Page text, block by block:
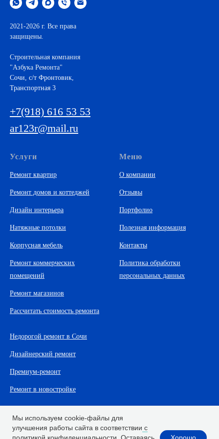
2021-2026 г. Все права
защищены.
Строительная компания
"Азбука Ремонта"
Cочи, с/т Фронтовик,
Транспортная 3
+7(918) 616 53 53
ar123r@mail.ru
Услуги
Ремонт квартир
Ремонт домов и коттеджей
Дизайн интерьера
Натяжные потолки
Корпусная мебель
Ремонт коммерческих
помещений
Ремонт магазинов
Рассчитать стоимость ремонта
Недорогой ремонт в Сочи
Дизайнерский ремонт
Премиум-ремонт
Ремонт в новостройке
Меню
О компании
Отзывы
Портфолио
Полезная информация
Контакты
Политика обработки
персональных данных
Мы используем cookie-файлы для
улучшения работы сайта в соответствии с
Хорошо